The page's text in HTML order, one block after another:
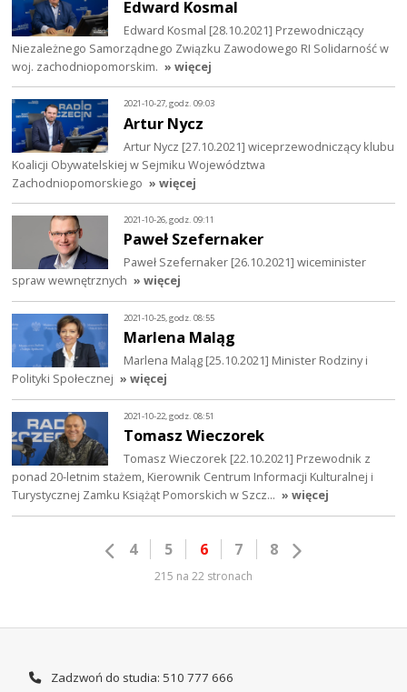
Edward Kosmal
Edward Kosmal [28.10.2021] Przewodniczący
Niezależnego Samorządnego Związku Zawodowego RI Solidarność w
woj. zachodniopomorskim. » więcej
2021-10-27, godz. 09:03
Artur Nycz
Artur Nycz [27.10.2021] wiceprzewodniczący klubu
Koalicji Obywatelskiej w Sejmiku Województwa
Zachodniopomorskiego » więcej
2021-10-26, godz. 09:11
Paweł Szefernaker
Paweł Szefernaker [26.10.2021] wiceminister
spraw wewnętrznych » więcej
2021-10-25, godz. 08:55
Marlena Maląg
Marlena Maląg [25.10.2021] Minister Rodziny i
Polityki Społecznej » więcej
2021-10-22, godz. 08:51
Tomasz Wieczorek
Tomasz Wieczorek [22.10.2021] Przewodnik z
ponad 20-letnim stażem, Kierownik Centrum Informacji Kulturalnej i
Turystycznej Zamku Książąt Pomorskich w Szcz… » więcej
4 5 6 7 8
215 na 22 stronach
Zadzwoń do studia: 510 777 666